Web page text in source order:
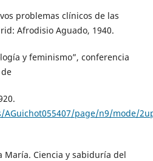
problemas clínicos de las
Afrodisio Aguado, 1940.
y feminismo”, conferencia
page/n9/mode/
María. Ciencia y sabiduría del